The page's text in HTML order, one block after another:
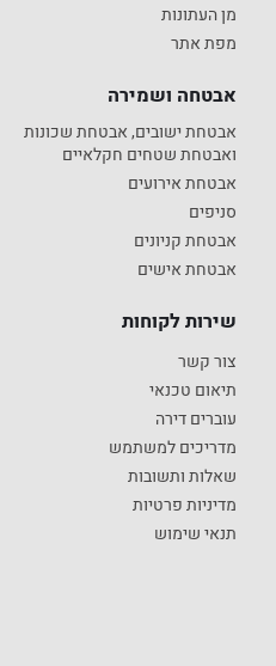
מן העתונות
מפת אתר
אבטחה ושמירה
אבטחת ישובים, אבטחת שכונות
ואבטחת שטחים חקלאיים
אבטחת אירועים
סניפים
אבטחת קניונים
אבטחת אישים
שירות לקוחות
צור קשר
תיאום טכנאי
עוברים דירה
מדריכים למשתמש
שאלות ותשובות
מדיניות פרטיות
תנאי שימוש